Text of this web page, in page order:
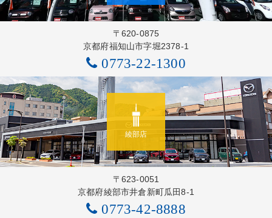
〒620-0875
京都府福知山市字堀2378-1
0773-22-1300
綾部店
〒623-0051
京都府綾部市井倉新町瓜田8-1
0773-42-8888